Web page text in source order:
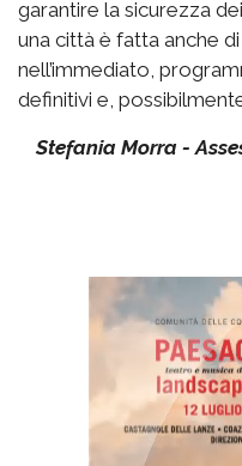
garantire la sicurezza
una città è fatta anche
nell’immediato,
definitivi e,
Stefania Morra -